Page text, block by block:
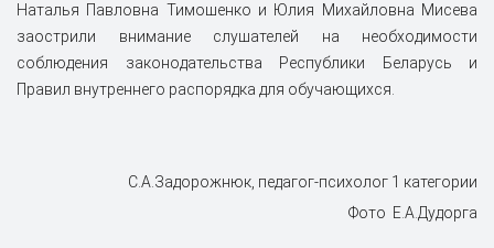
Наталья Павловна Тимошенко и Юлия Михайловна Мисева
заострили внимание слушателей на необходимости
соблюдения законодательства Республики Беларусь и
Правил внутреннего распорядка для обучающихся.
С.А.Задорожнюк, педагог-психолог 1 категории
Фото Е.А.Дудорга